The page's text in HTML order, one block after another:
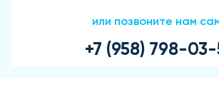
или позвоните нам
+7 (958) 798-